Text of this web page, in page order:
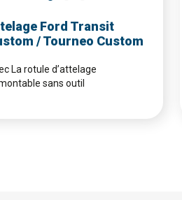
Ford Transit
/ Tourneo Custom
La rotule d’attelage
sans outil